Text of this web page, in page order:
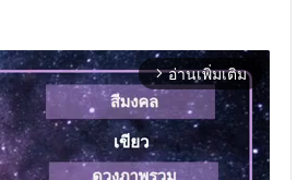
arrow_forward_ios อ่านเพิ่มเติม